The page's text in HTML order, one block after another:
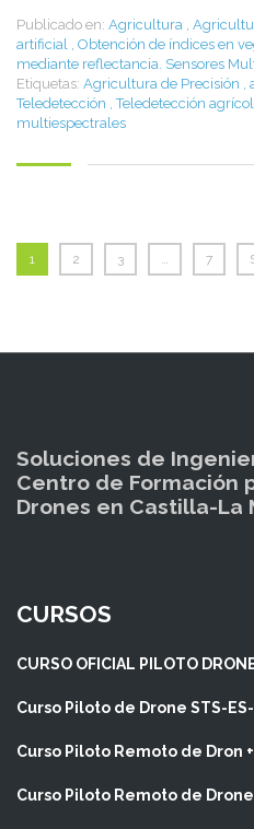
Publicado en: Agricultura ,
artificial , Obtención de índices en
mediante reflectancia. Sensores
Etiquetas: Agricultura de Precisión ,
Teledetección , Teledetección
multiespectrales
1 2 3 … 7
Soluciones de
Centro de Formación
Drones en Castilla-La
CURSOS
CURSO OFICIAL PILOTO
Curso Piloto de Drone STS-ES-
Curso Piloto Remoto de Dron +
Curso Piloto Remoto de Drone